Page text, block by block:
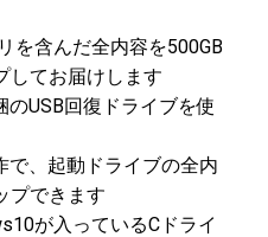
を含んだ全内容を500GB
してお届けします
USB回復ドライブを使
で、起動ドライブの全内
プできます
が入っているCドライ